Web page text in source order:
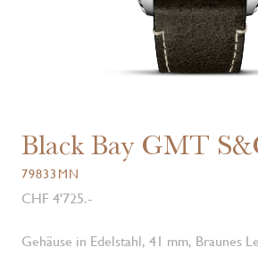
Black Bay GMT
79833MN
CHF 4'725.-
Gehäuse in Edelstahl, 41 mm, Braunes